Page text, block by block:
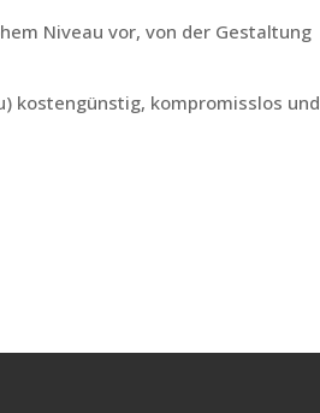
Niveau vor, von der Gestaltung
kostengünstig, kompromisslos und